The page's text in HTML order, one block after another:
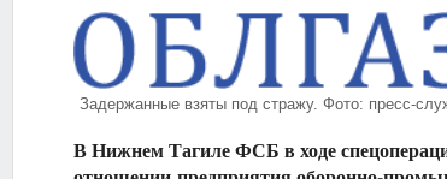
Задержанные взяты под стражу. Фото: пресс-
В Нижнем Тагиле ФСБ в ходе